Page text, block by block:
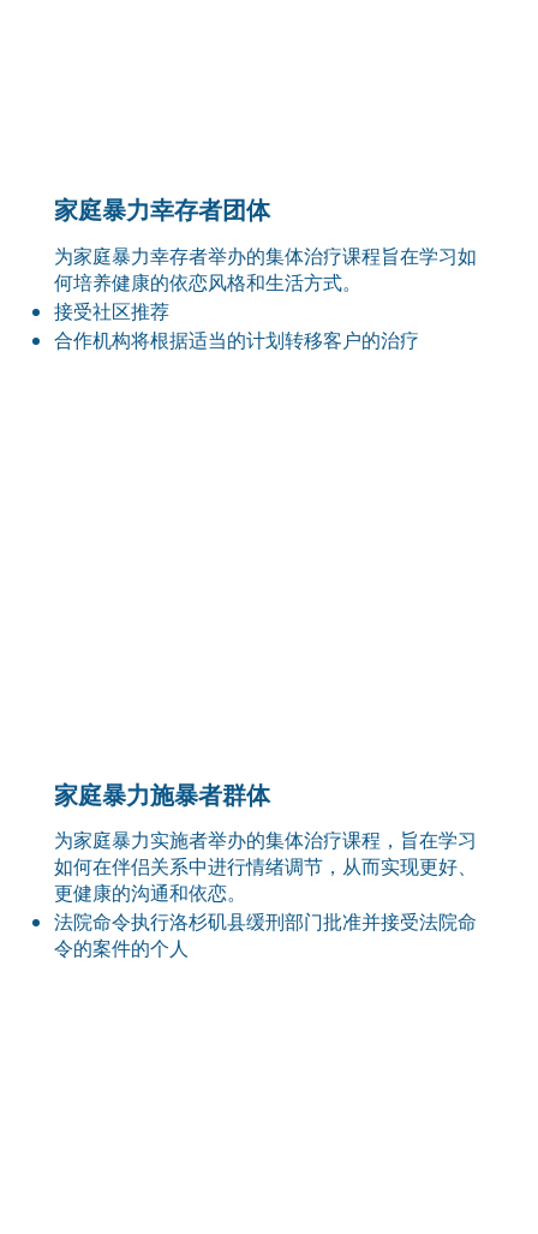
家庭暴力幸存者团体
为家庭暴力幸存者举办的集体治疗课程旨在学习如
何培养健康的依恋风格和生活方式。
接受社区推荐
合作机构将根据适当的计划转移客户的治疗
家庭暴力施暴者群体
为家庭暴力实施者举办的集体治疗课程，旨在学习
如何在伴侣关系中进行情绪调节，从而实现更好、
更健康的沟通和依恋。
法院命令执行洛杉矶县缓刑部门批准并接受法院命
令的案件的个人